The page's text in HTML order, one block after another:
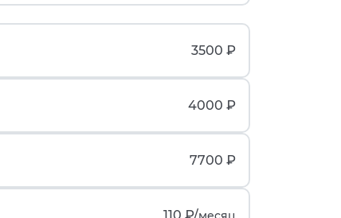
3500 ₽
4000 ₽
7700 ₽
110 ₽/